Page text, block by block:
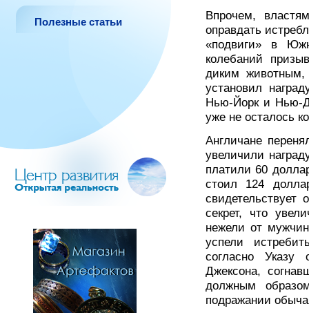
Полезные статьи
Впрочем,
оправдать
«подвиги» в
колебаний
диким
установил
Нью-Йорк и Нью-
уже не осталось
Англичане
увеличили
платили 60
стоил 124
свидетельствует
секрет, что
нежели от
успели
согласно
Джексона,
должным
подражании